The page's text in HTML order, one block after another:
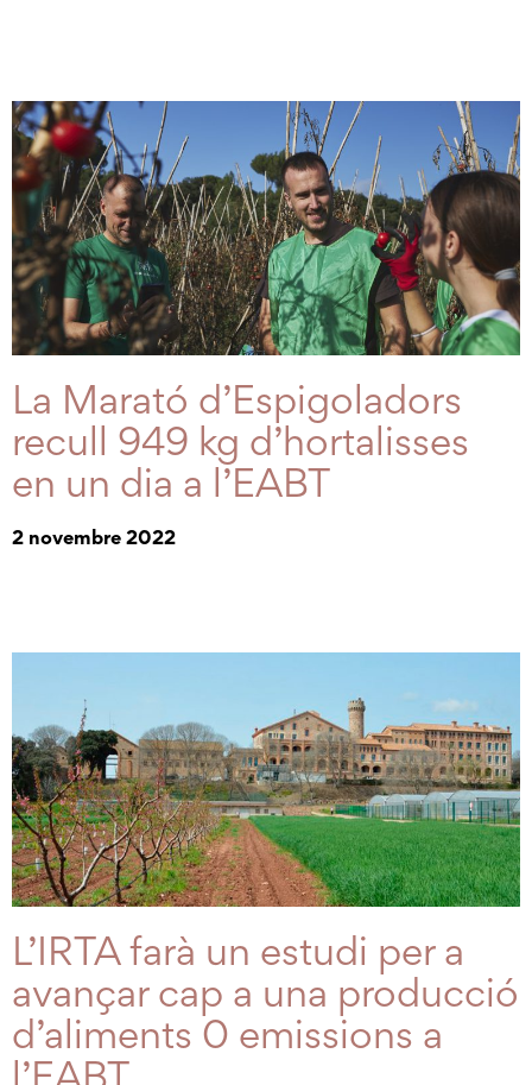
La Marató d’Espigoladors
recull 949 kg d’hortalisses
en un dia a l’EABT
2 novembre 2022
L’IRTA farà un estudi per a
avançar cap a una producció
d’aliments 0 emissions a